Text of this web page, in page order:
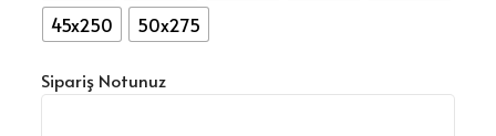
45x250
50x275
Sipariş Notunuz